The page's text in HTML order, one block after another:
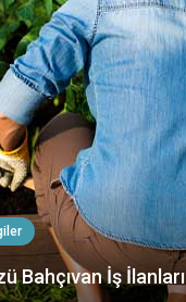
Bahçıvan İş İlanları